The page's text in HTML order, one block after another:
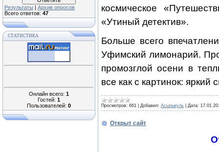
Результаты | Архив опросов
Всего ответов: 47
СТАТИСТИКА
Онлайн всего: 1
Гостей: 1
Пользователей: 0
космическое
«Утиный детектив».
Больше всего
Уфимский лимонарий.
промозглой осени в
все как с картинок: яркий
Просмотров: 661 Добавил: Асылыкуль Дата:
Открыт сайт